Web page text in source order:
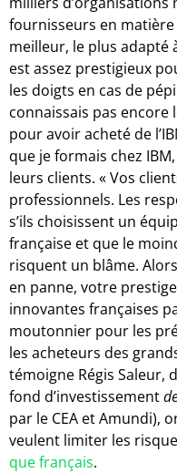
fournisseurs en
meilleur, le plus adapté
est assez prestigieux
les doigts en cas de
connaissais pas encore
pour avoir acheté de
que je formais chez
leurs clients. « Vos
professionnels. Les
s’ils choisissent un
française et que le
risquent un blâme.
en panne, votre
innovantes françaises
moutonnier pour les
les acheteurs des
témoigne Régis Saleur,
fond d’investissement
par le CEA et Amundi),
veulent limiter les
que français.